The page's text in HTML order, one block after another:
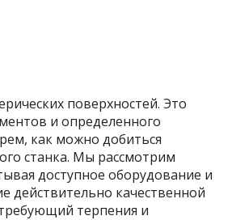
поверхностей. Это
и определенного
как можно добиться
станка. Мы рассмотрим
доступное оборудование и
действительно качественной
терпения и